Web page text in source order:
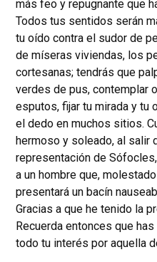
más feo y repugnante que
Todos tus sentidos serán
tu oído contra el sudor de
de míseras viviendas, los
cortesanas; tendrás que
verdes de pus, contemplar
esputos, fijar tu mirada y tu
el dedo en muchos sitios.
hermoso y soleado, al salir
representación de
a un hombre que,
presentará un bacín
Gracias a que he tenido la
Recuerda entonces que
todo tu interés por aquella